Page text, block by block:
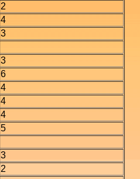
2
4
3
3
6
4
4
4
5
3
2